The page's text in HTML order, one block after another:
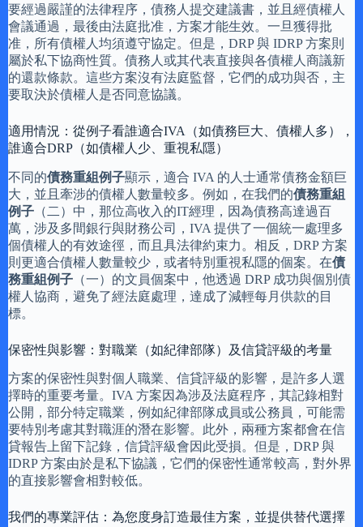
要經過嚴謹的法律程序，債務人提交建議書，並且經債權人
會議通過，最後由法庭批准，方案才能生效。一旦獲得批
准，所有債權人均須遵守協定。但是，DRP 與 IDRP 方案則
屬於私下協商性質。債務人或其代表直接與各債權人商議新
的還款條款。這些方案沒有法庭監督，它們的成功與否，主
要取決於債權人是否同意協議。
適用情況：從例子看誰適合IVA（如債務巨大、債權人多），
誰適合DRP（如債權人少、重視私隱）
不同的債務重組例子顯示，適合 IVA 的人士通常債務金額巨
大，並且牽涉的債權人數量較多。例如，在我們的債務重組
例子 （二）中，那位高收入的IT經理，因為債務高達過百
萬，涉及多間銀行與財務公司，IVA 提供了一個統一處理多
個債權人的有效途徑，而且具法律約束力。相反，DRP 方案
則更適合債權人數量較少，或者特別重視私隱的個案。在債
務重組例子 （一）的文員個案中，他透過 DRP 成功與個別債
權人協商，避免了經法庭處理，達成了減輕每月供款的目
標。
保密性與影響：對職業（如紀律部隊）及信貸評級的考量
方案的保密性與對個人職業、信貸評級的影響，是許多人選
擇時的重要考量。IVA 方案因為涉及法庭程序，其記錄相對
公開，部分特定職業，例如紀律部隊成員或公務員，可能需
要特別考慮其對職涯的潛在影響。此外，兩種方案都會在信
貸報告上留下記錄，信貸評級會因此受損。但是，DRP 與
IDRP 方案由於是私下協議，它們的保密性通常較高，對外界
的直接影響會相對較低。
我們的專業評估：為您度身訂造最佳方案，並提供替代選擇